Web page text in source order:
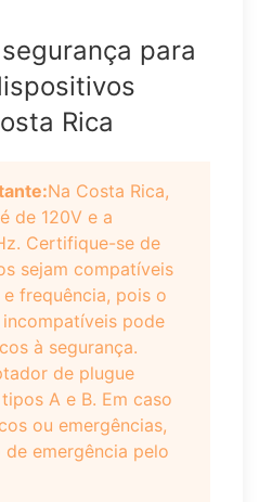
para
Rica
Na Costa Rica,
de 120V e a
Certifique-se de
sejam compatíveis
frequência, pois o
pode
à segurança.
de plugue
A e B. Em caso
ou emergências,
emergência pelo